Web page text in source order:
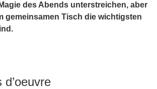
des Abends unterstreichen, aber
gemeinsamen Tisch die wichtigsten